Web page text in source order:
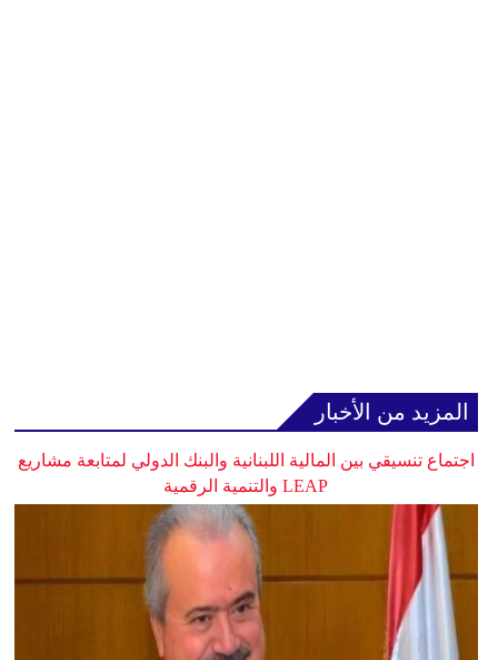
المزيد من الأخبار
اجتماع تنسيقي بين المالية اللبنانية والبنك الدولي لمتابعة مشاريع
LEAP والتنمية الرقمية